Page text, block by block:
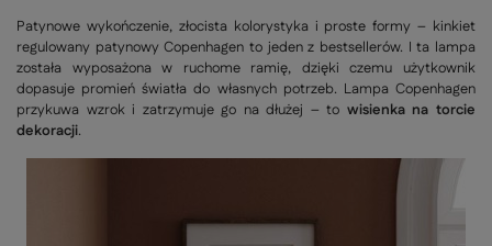
Patynowe wykończenie, złocista kolorystyka i proste formy – kinkiet
regulowany patynowy Copenhagen to jeden z bestsellerów. I ta lampa
została wyposażona w ruchome ramię, dzięki czemu użytkownik
dopasuje promień światła do własnych potrzeb. Lampa Copenhagen
przykuwa wzrok i zatrzymuje go na dłużej – to wisienka na torcie
dekoracji.